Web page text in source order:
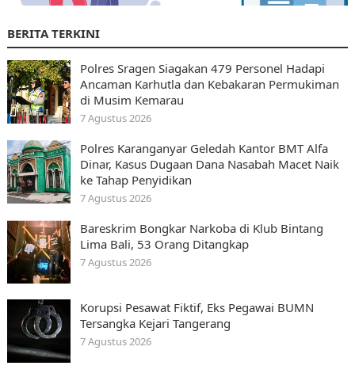
BERITA TERKINI
Polres Sragen Siagakan 479 Personel Hadapi
Ancaman Karhutla dan Kebakaran Permukiman
di Musim Kemarau
7 Agustus 2026
Polres Karanganyar Geledah Kantor BMT Alfa
Dinar, Kasus Dugaan Dana Nasabah Macet Naik
ke Tahap Penyidikan
7 Agustus 2026
Bareskrim Bongkar Narkoba di Klub Bintang
Lima Bali, 53 Orang Ditangkap
7 Agustus 2026
Korupsi Pesawat Fiktif, Eks Pegawai BUMN
Tersangka Kejari Tangerang
7 Agustus 2026